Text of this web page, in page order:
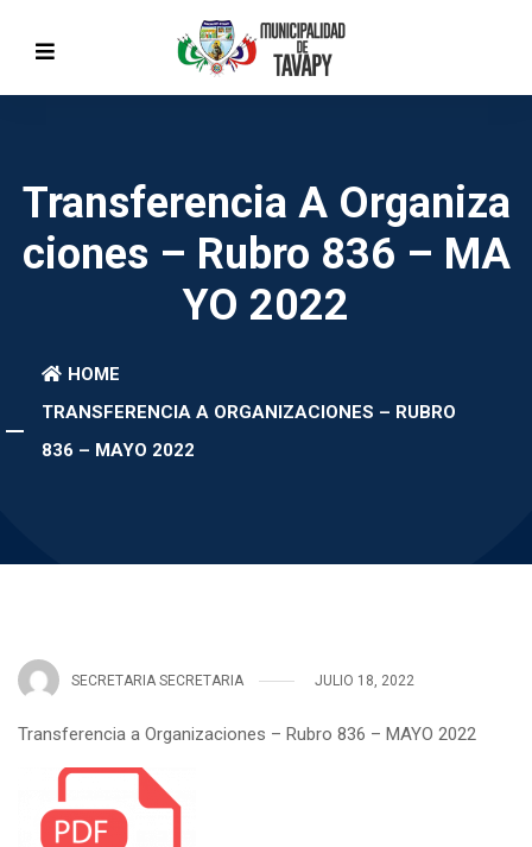
Transferencia A Organiza
Ciones – Rubro 836 – MA
YO 2022
HOME
TRANSFERENCIA A ORGANIZACIONES – RUBRO
836 – MAYO 2022
SECRETARIA SECRETARIA JULIO 18, 2022
Transferencia a Organizaciones – Rubro 836 – MAYO 2022